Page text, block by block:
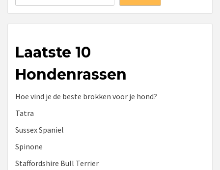
Laatste 10
Hondenrassen
Hoe vind je de beste brokken voor je hond?
Tatra
Sussex Spaniel
Spinone
Staffordshire Bull Terrier